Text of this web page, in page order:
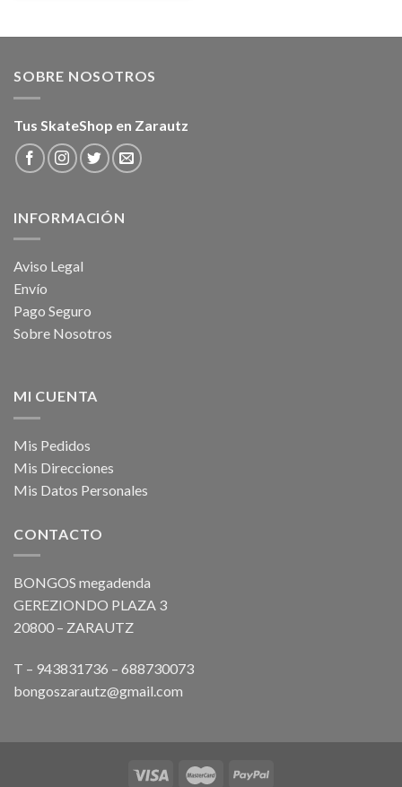
SOBRE NOSOTROS
Tus SkateShop en Zarautz
INFORMACIÓN
Aviso Legal
Envío
Pago Seguro
Sobre Nosotros
MI CUENTA
Mis Pedidos
Mis Direcciones
Mis Datos Personales
CONTACTO
BONGOS megadenda
GEREZIONDO PLAZA 3
20800 – ZARAUTZ
T – 943831736 – 688730073
bongoszarautz@gmail.com